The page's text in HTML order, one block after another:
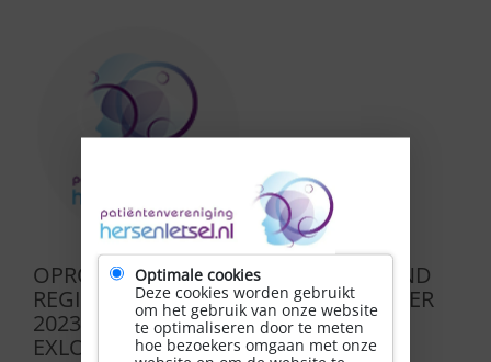
OPROEP ZELFMANAGEMENT WEEKEND
REGIO NOORD OP 3, 4 en 5 NOVEMBER
2023 IN HOTEL DE HUNZEBERGEN IN
EXLOO!
Optimale cookies
Deze cookies worden gebruikt
om het gebruik van onze website
te optimaliseren door te meten
hoe bezoekers omgaan met onze